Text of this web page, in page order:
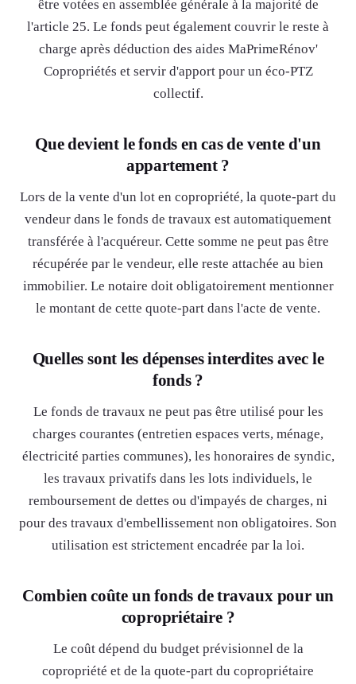
être votées en assemblée générale à la majorité de
l'article 25. Le fonds peut également couvrir le reste à
charge après déduction des aides MaPrimeRénov'
Copropriétés et servir d'apport pour un éco-PTZ
collectif.
Que devient le fonds en cas de vente d'un
appartement ?
Lors de la vente d'un lot en copropriété, la quote-part du
vendeur dans le fonds de travaux est automatiquement
transférée à l'acquéreur. Cette somme ne peut pas être
récupérée par le vendeur, elle reste attachée au bien
immobilier. Le notaire doit obligatoirement mentionner
le montant de cette quote-part dans l'acte de vente.
Quelles sont les dépenses interdites avec le
fonds ?
Le fonds de travaux ne peut pas être utilisé pour les
charges courantes (entretien espaces verts, ménage,
électricité parties communes), les honoraires de syndic,
les travaux privatifs dans les lots individuels, le
remboursement de dettes ou d'impayés de charges, ni
pour des travaux d'embellissement non obligatoires. Son
utilisation est strictement encadrée par la loi.
Combien coûte un fonds de travaux pour un
copropriétaire ?
Le coût dépend du budget prévisionnel de la
copropriété et de la quote-part du copropriétaire